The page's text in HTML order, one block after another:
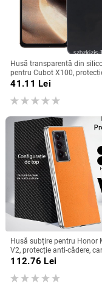
Husă transparentă din
pentru Cubot X100,
acoperire totală
41.11 Lei
Husă subțire pentru Honor
V2, protecție anti-cădere,
dură pentru ecran pliabil,
112.76 Lei